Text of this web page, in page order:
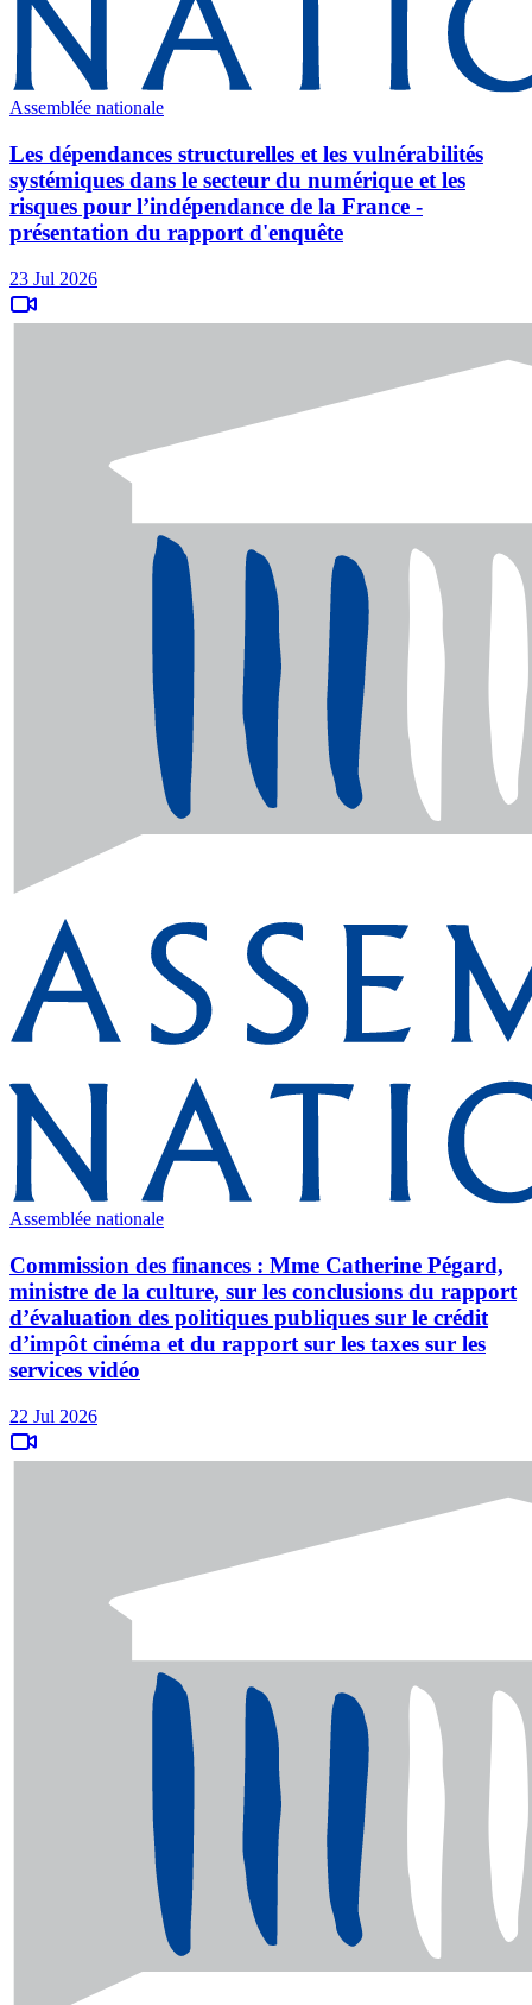
Assemblée nationale
Les dépendances structurelles et les vulnérabilités
systémiques dans le secteur du numérique et les
risques pour l’indépendance de la France -
présentation du rapport d'enquête
23 Jul 2026
Assemblée nationale
Commission des finances : Mme Catherine Pégard,
ministre de la culture, sur les conclusions du rapport
d’évaluation des politiques publiques sur le crédit
d’impôt cinéma et du rapport sur les taxes sur les
services vidéo
22 Jul 2026